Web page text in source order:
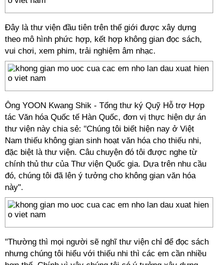
Đây là thư viện đầu tiên trên thế giới được xây dựng
theo mô hình phức hợp, kết hợp không gian đọc sách,
vui chơi, xem phim, trải nghiệm âm nhạc.
Ông YOON Kwang Shik - Tổng thư ký Quỹ Hỗ trợ Hợp
tác Văn hóa Quốc tế Hàn Quốc, đơn vị thực hiện dự án
thư viện này chia sẻ: "Chúng tôi biết hiện nay ở Việt
Nam thiếu không gian sinh hoạt văn hóa cho thiếu nhi,
đặc biệt là thư viện. Câu chuyện đó tôi được nghe từ
chính thủ thư của Thư viện Quốc gia. Dựa trên nhu cầu
đó, chúng tôi đã lên ý tưởng cho không gian văn hóa
này".
"Thường thì mọi người sẽ nghĩ thư viện chỉ để đọc sách
nhưng chúng tôi hiểu với thiếu nhi thì các em cần nhiều